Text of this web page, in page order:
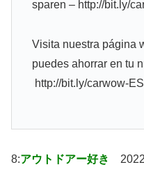
sparen – http://bit.ly/
Visita nuestra página
puedes ahorrar en tu
http://bit.ly/carwow-ES
8:アウトドアー好き